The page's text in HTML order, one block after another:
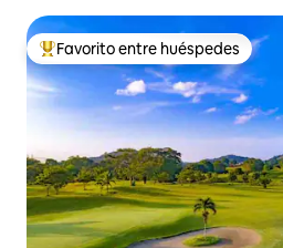
Favorito entre huéspedes preferido
Favorito entre huéspedes